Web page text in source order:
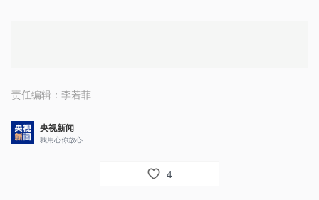
责任编辑： 李若菲
央视新闻
我用心你放心
4